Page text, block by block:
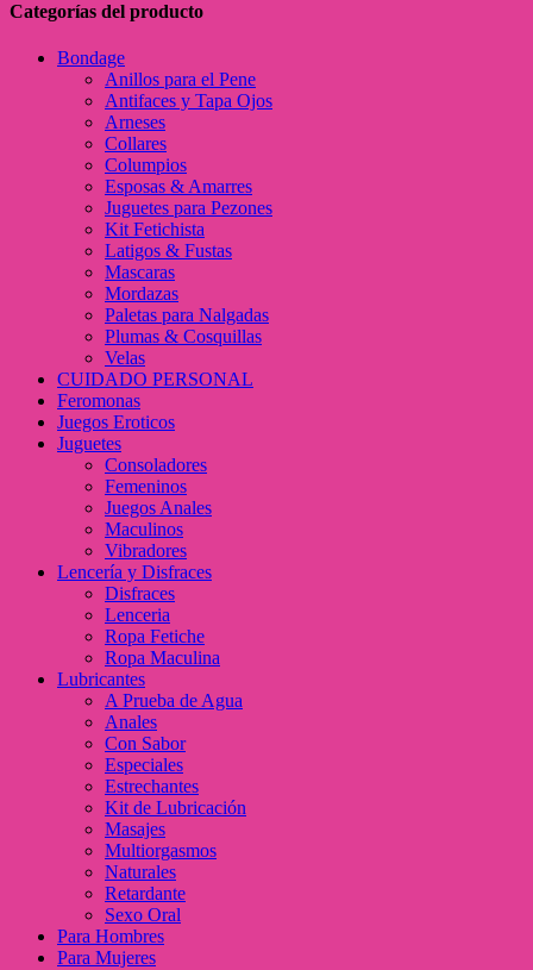
Categorías del producto
Bondage
Anillos para el Pene
Antifaces y Tapa Ojos
Arneses
Collares
Columpios
Esposas & Amarres
Juguetes para Pezones
Kit Fetichista
Latigos & Fustas
Mascaras
Mordazas
Paletas para Nalgadas
Plumas & Cosquillas
Velas
CUIDADO PERSONAL
Feromonas
Juegos Eroticos
Juguetes
Consoladores
Femeninos
Juegos Anales
Maculinos
Vibradores
Lencería y Disfraces
Disfraces
Lenceria
Ropa Fetiche
Ropa Maculina
Lubricantes
A Prueba de Agua
Anales
Con Sabor
Especiales
Estrechantes
Kit de Lubricación
Masajes
Multiorgasmos
Naturales
Retardante
Sexo Oral
Para Hombres
Para Mujeres